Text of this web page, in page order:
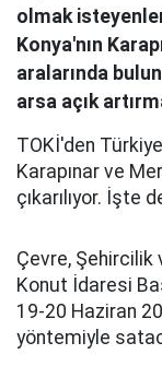
olmak
Konya'nın
aralarında
arsa açık
TOKİ'den
Karapınar ve
çıkarılıyor. İşte
Çevre, Şehircilik
Konut İdaresi
19-20 Haziran
yöntemiyle